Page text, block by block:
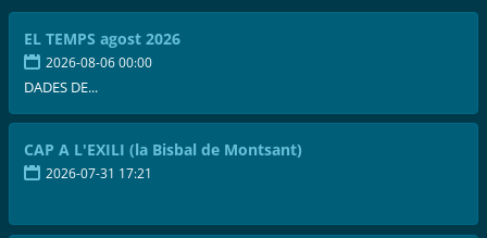
EL TEMPS agost 2026
2026-08-06 00:00
DADES DE...
CAP A L'EXILI (la Bisbal de Montsant)
2026-07-31 17:21